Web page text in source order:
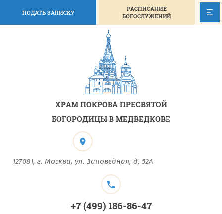
ПОДАТЬ ЗАПИСКУ
РАСПИСАНИЕ
БОГОСЛУЖЕНИЙ
ХРАМ ПОКРОВА ПРЕСВЯТОЙ
БОГОРОДИЦЫ В МЕДВЕДКОВЕ
+7 (499) 186-86-47
127081, г. Москва, ул. Заповедная, д. 52А